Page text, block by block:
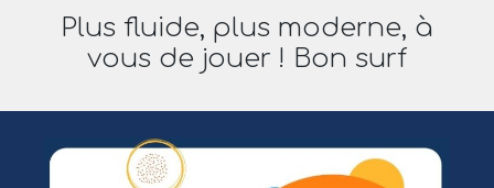
Plus fluide, plus moderne, à
vous de jouer ! Bon surf